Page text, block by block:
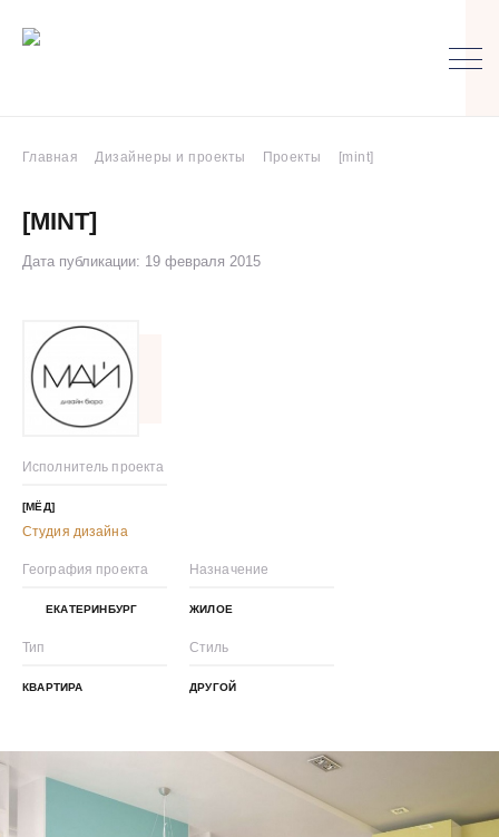
Главная Дизайнеры и проекты Проекты [mint]
[MINT]
Дата публикации: 19 февраля 2015
Исполнитель проекта
[МЁД]
Студия дизайна
География проекта
ЕКАТЕРИНБУРГ
Назначение
ЖИЛОЕ
Тип
КВАРТИРА
Стиль
ДРУГОЙ